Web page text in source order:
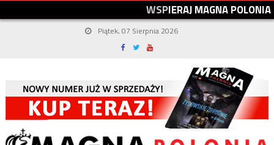
WSPIERAJMAGNAPOLONIA
Piątek, 07 Sierpnia 2026